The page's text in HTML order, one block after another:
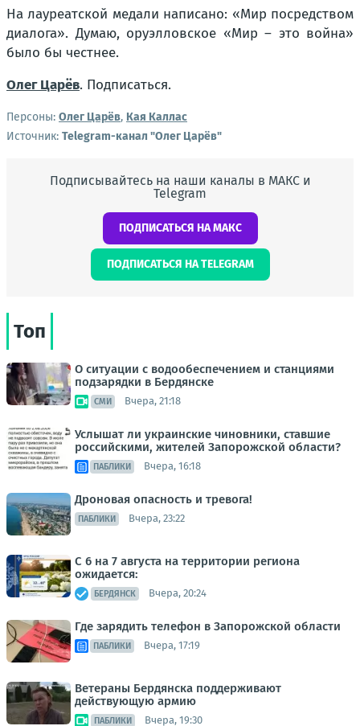
На лауреатской медали написано: «Мир посредством
диалога». Думаю, оруэлловское «Мир – это война»
было бы честнее.
Олег Царёв. Подписаться.
Персоны: Олег Царёв, Кая Каллас
Источник: Telegram-канал "Олег Царёв"
Подписывайтесь на наши каналы в МАКС и
Telegram
ПОДПИСАТЬСЯ НА МАКС
ПОДПИСАТЬСЯ НА TELEGRAM
Топ
О ситуации с водообеспечением и станциями
подзарядки в Бердянске
СМИ Вчера, 21:18
Услышат ли украинские чиновники, ставшие
российскими, жителей Запорожской области?
ПАБЛИКИ Вчера, 16:18
Дроновая опасность и тревога!
ПАБЛИКИ Вчера, 23:22
С 6 на 7 августа на территории региона
ожидается:
БЕРДЯНСК Вчера, 20:24
Где зарядить телефон в Запорожской области
ПАБЛИКИ Вчера, 17:19
Ветераны Бердянска поддерживают
действующую армию
ПАБЛИКИ Вчера, 19:30